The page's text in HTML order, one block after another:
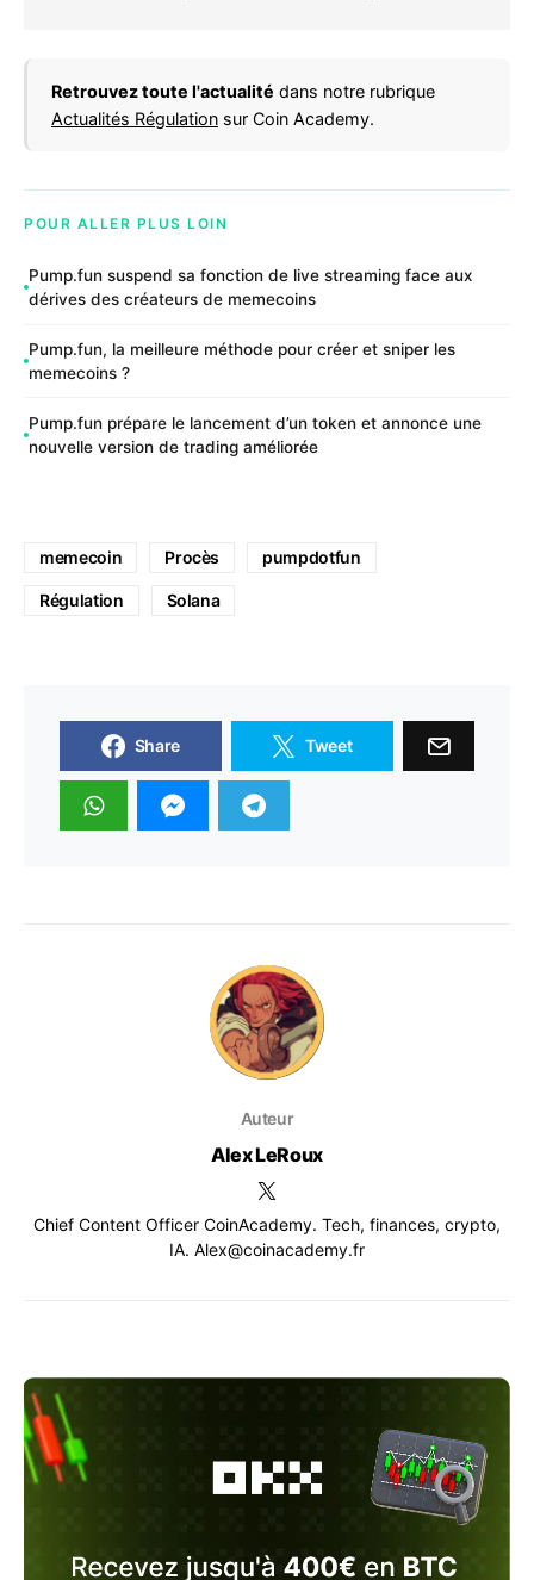
Retrouvez toute l'actualité dans notre rubrique
Actualités Régulation sur Coin Academy.
POUR ALLER PLUS LOIN
Pump.fun suspend sa fonction de live streaming face aux
dérives des créateurs de memecoins
Pump.fun, la meilleure méthode pour créer et sniper les
memecoins ?
Pump.fun prépare le lancement d’un token et annonce une
nouvelle version de trading améliorée
memecoin Procès pumpdotfun
Régulation Solana
Share Tweet
Auteur
Alex LeRoux
Chief Content Officer CoinAcademy. Tech, finances, crypto,
IA. Alex@coinacademy.fr